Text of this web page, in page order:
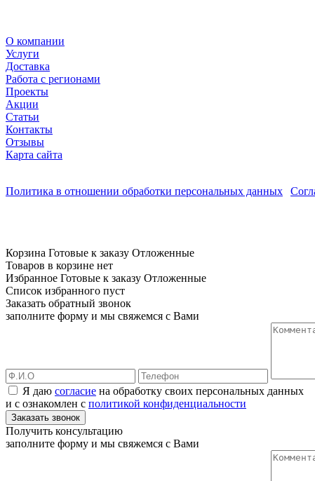
О компании
Услуги
Доставка
Работа с регионами
Проекты
Акции
Статьи
Контакты
Отзывы
Карта сайта
Политика в отношении обработки персональных данных
Корзина Готовые к заказу Отложенные
Товаров в корзине нет
Избранное Готовые к заказу Отложенные
Список избранного пуст
Заказать обратный звонок
заполните форму и мы свяжемся с Вами
Я даю согласие на обработку своих персональных данных
и с ознакомлен с политикой конфиденциальности
Заказать звонок
Получить консультацию
заполните форму и мы свяжемся с Вами